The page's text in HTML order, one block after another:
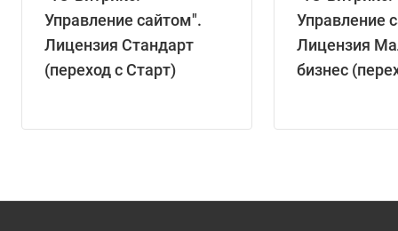
Управление сайтом".
Лицензия Стандарт
(переход с Старт)
Управление
Лицензия
бизнес